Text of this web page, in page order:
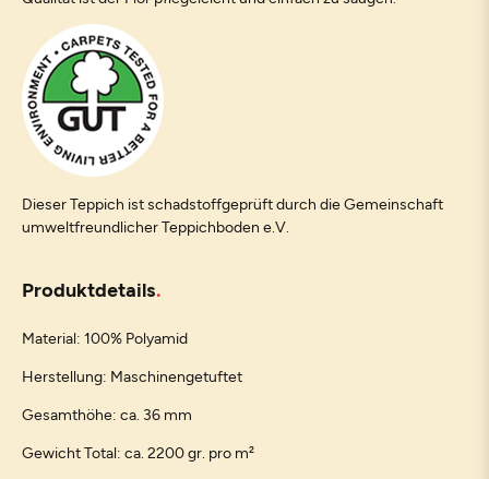
Dieser Teppich ist schadstoffgeprüft durch die Gemeinschaft
umweltfreundlicher Teppichboden e.V.
Produktdetails
Material: 100% Polyamid
Herstellung: Maschinengetuftet
Gesamthöhe: ca. 36 mm
Gewicht Total: ca. 2200 gr. pro m²